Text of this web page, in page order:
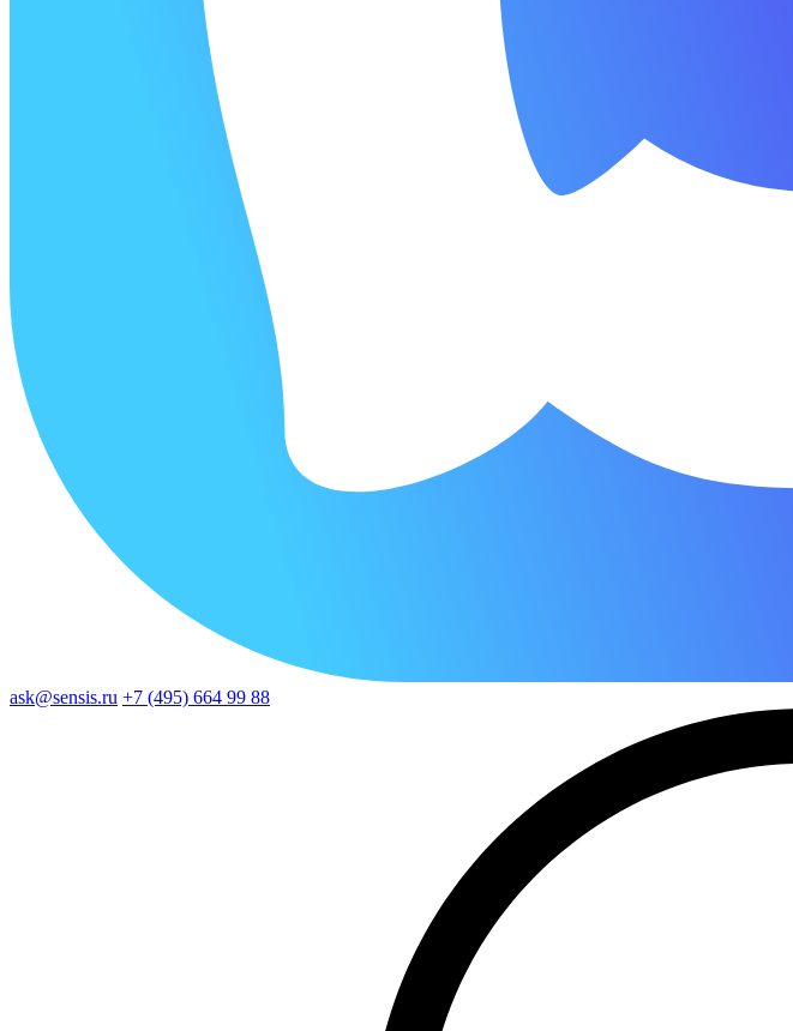
ask@sensis.ru +7 (495) 664 99 88